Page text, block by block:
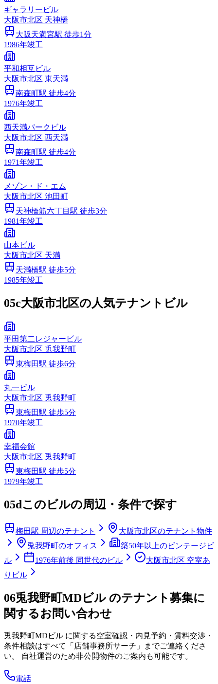
ギャラリービル
大阪市北区 天神橋
大阪天満宮駅 徒歩1分
1986年竣工
平和相互ビル
大阪市北区 東天満
南森町駅 徒歩4分
1976年竣工
西天満パークビル
大阪市北区 西天満
南森町駅 徒歩4分
1971年竣工
メゾン・ド・エム
大阪市北区 池田町
天神橋筋六丁目 駅 徒歩3分
1981年竣工
山本ビル
大阪市北区 天満
天満橋駅 徒歩5分
1985年竣工
05c大阪市北区の人気テナントビル
平田第二レジャービル
大阪市北区 兎我野町
東梅田駅 徒歩6分
丸一ビル
大阪市北区 兎我野町
東梅田駅 徒歩5分
1970年竣工
幸福会館
大阪市北区 兎我野町
東梅田駅 徒歩5分
1979年竣工
05dこのビルの周辺・条件で探す
梅田駅 周辺のテナント
大阪市北区のテナント物件
兎我野町のオフィス
築50年以上のビンテージビ
ル
1976年前後 同世代のビル
大阪市北区 空室あ
りビル
06兎我野町MDビル のテナント募集に
関するお問い合わせ
兎我野町MDビル に関する空室確認・内見予約・賃料交渉・
条件相談はすべて「店舗事務所サーチ」までご連絡くださ
い。 自社運営のため非公開物件のご案内も可能です。
電話